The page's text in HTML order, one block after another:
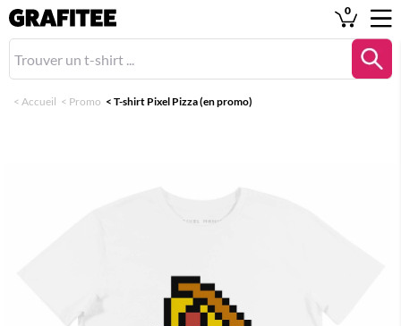
0
< Accueil < Promo < T-shirt Pixel Pizza (en promo)